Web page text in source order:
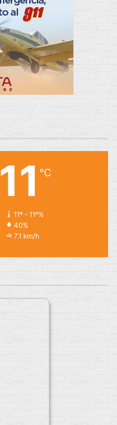
11 ℃
11º - 11º%
40%
7.1 km/h